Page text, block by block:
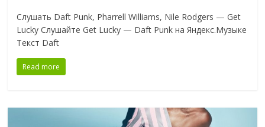
Слушать Daft Punk, Pharrell Williams, Nile Rodgers — Get
Lucky Слушайте Get Lucky — Daft Punk на Яндекс.Музыке
Текст Daft
Read more